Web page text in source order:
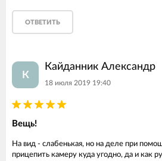
ОТВЕТИТЬ
К
Кайданник Александр
18 июля 2019 19:40
Вещь!
На вид - слабенькая, но на деле при
прицепить камеру куда угодно, да и как